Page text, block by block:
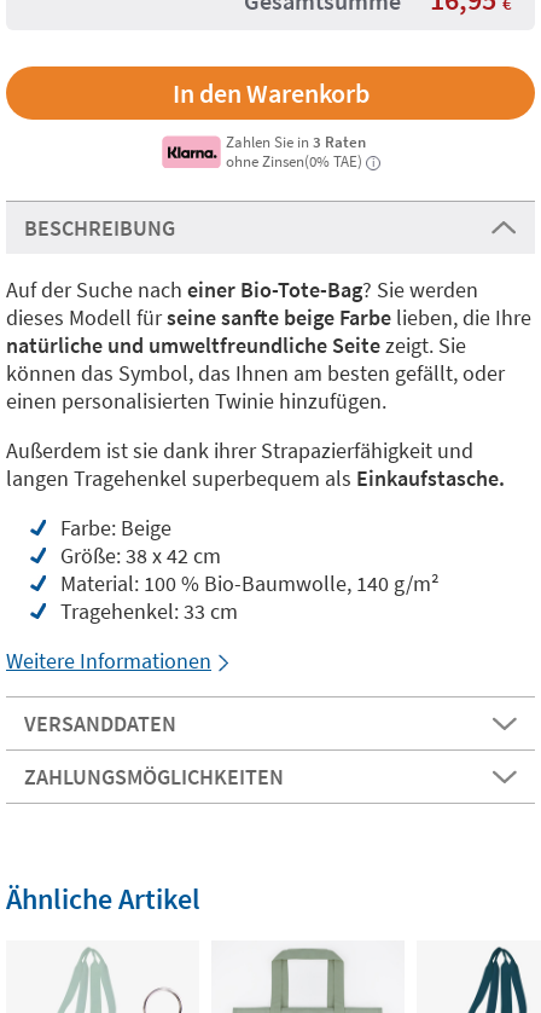
Zahlen Sie in3 Raten
ohne Zinsen(0% TAE)
i
BESCHREIBUNG
Auf der Suche nach einer Bio-Tote-Bag? Sie werden
dieses Modell fürseine sanfte beige Farbe lieben, die Ihre
natürliche und umweltfreundliche Seitezeigt. Sie
können das Symbol, das Ihnen am besten gefällt, oder
einen personalisierten Twinie hinzufügen.
Außerdem ist sie dank ihrer Strapazierfähigkeit und
langen Tragehenkel superbequem als Einkaufstasche.
Farbe: Beige
Größe: 38 x 42 cm
Material: 100 % Bio-Baumwolle, 140 g/m²
Tragehenkel: 33 cm
Weitere Informationen
VERSANDDATEN
ZAHLUNGSMÖGLICHKEITEN
Ähnliche Artikel